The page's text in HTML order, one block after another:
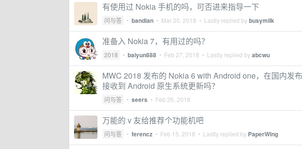
有使用过 Nokia 手机的吗，可否进来指导一下
问与答 • bandian • Mar 30, 2018 • Lastly replied bybusymilk
准备入 Nokia 7，有用过的吗？
2018 • baiyun888 • Feb 27, 2018 • Lastly replied byabcwu
MWC 2018 发布的 Nokia 6 with Android one，在国内发
接收到 Android 原生系统更新吗？
问与答 • seers • Feb 26, 2018
万能的 v 友给推荐个功能机吧
问与答 • ferencz • Feb 15, 2018 • Lastly replied by PaperWing